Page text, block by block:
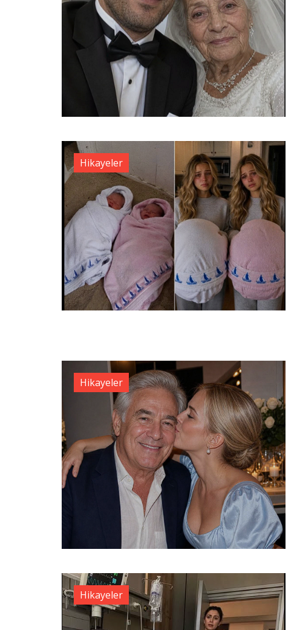
Hikayeler
Hikayeler
Hikayeler